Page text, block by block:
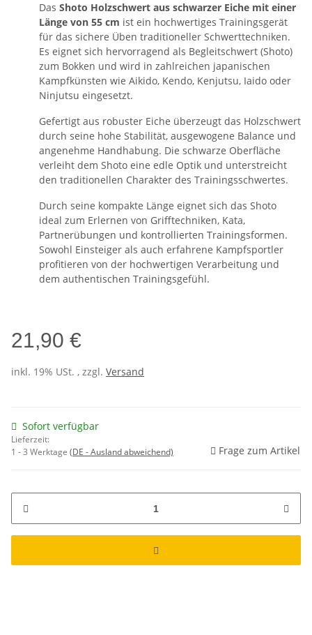
Das Shoto Holzschwert aus schwarzer Eiche mit einer
Länge von 55 cm ist ein hochwertiges Trainingsgerät
für das sichere Üben traditioneller Schwerttechniken.
Es eignet sich hervorragend als Begleitschwert (Shoto)
zum Bokken und wird in zahlreichen japanischen
Kampfkünsten wie Aikido, Kendo, Kenjutsu, Iaido oder
Ninjutsu eingesetzt.
Gefertigt aus robuster Eiche überzeugt das Holzschwert
durch seine hohe Stabilität, ausgewogene Balance und
angenehme Handhabung. Die schwarze Oberfläche
verleiht dem Shoto eine edle Optik und unterstreicht
den traditionellen Charakter des Trainingsschwertes.
Durch seine kompakte Länge eignet sich das Shoto
ideal zum Erlernen von Grifftechniken, Kata,
Partnerübungen und kontrollierten Trainingsformen.
Sowohl Einsteiger als auch erfahrene Kampfsportler
profitieren von der hochwertigen Verarbeitung und
dem authentischen Trainingsgefühl.
21,90 €
inkl. 19% USt. , zzgl. Versand
Sofort verfügbar
Lieferzeit:
1 - 3 Werktage (DE - Ausland abweichend) Frage zum Artikel